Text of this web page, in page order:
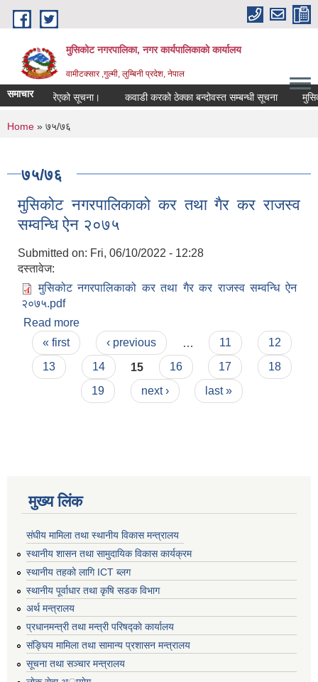
Skip to main content
मुसिकोट नगरपालिका, नगर कार्यपालिकाकाे कार्यालय
वामीटक्सार ,गुल्मी, लुम्बिनी प्रदेश, नेपाल
समाचारगरिएको सूचना। कवाडी करको ठेक्का बन्दोवस्त सम्बन्धी सूचना मुसिकोट
You are here
Home » ७५/७६
७५/७६
मुसिकोट नगरपालिकाको कर तथा गैर कर राजस्व
सम्वन्धि ऐन २०७५
Submitted on: Fri, 06/10/2022 - 12:28
दस्तावेज:
मुसिकोट नगरपालिकाको कर तथा गैर कर राजस्व सम्वन्धि ऐन
२०७५.pdf
Read more
सम्वन्धि ऐन २०७५
Pages
« first ‹ previous 11
12
13
14 15 16 17
18
19
next › last »
मुख्य लिंक
संघीय मामिला तथा स्थानीय विकास मन्त्रालय
स्थानीय शासन तथा सामुदायिक विकास कार्यक्रम
स्थानीय तहको लागि ICT ब्लग
स्थानीय पूर्वाधार तथा कृषि सडक विभाग
अर्थ मन्त्रालय
प्रधानमन्त्री तथा मन्त्री परिषद्काे कार्यालय
संङ्घिय मामिला तथा सामान्य प्रशासन मन्त्रालय
सूचना तथा सञ्चार मन्त्रालय